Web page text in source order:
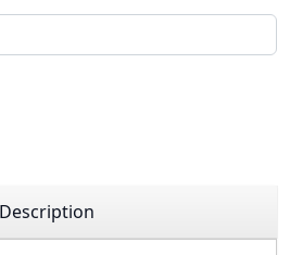
Description